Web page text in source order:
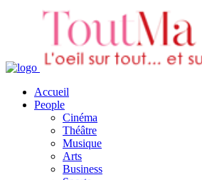
Accueil
People
Cinéma
Théâtre
Musique
Arts
Business